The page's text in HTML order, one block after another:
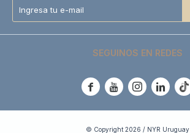
SEGUINOS EN REDES
    
© Copyright 2026 / NYR Uruguay